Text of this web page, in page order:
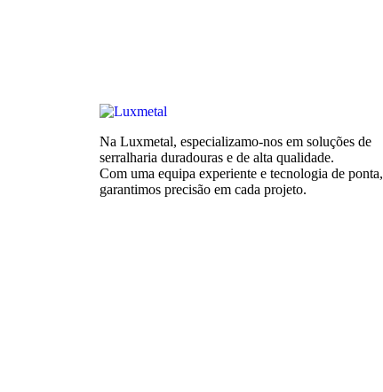
Na Luxmetal, especializamo-nos em soluções de
serralharia duradouras e de alta qualidade.
Com uma equipa experiente e tecnologia de ponta,
garantimos precisão em cada projeto.